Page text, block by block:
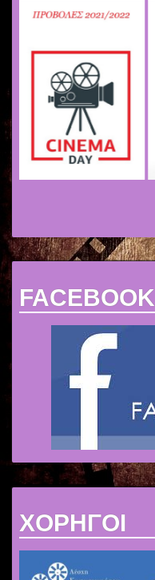
FACEBOOK
ΧΟΡΗΓΟΙ